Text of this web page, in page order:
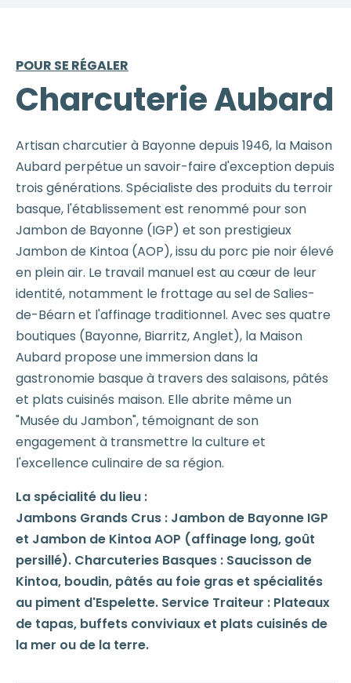
POUR SE RÉGALER
Charcuterie Aubard
Artisan charcutier à Bayonne depuis 1946, la Maison
Aubard perpétue un savoir-faire d'exception depuis
trois générations. Spécialiste des produits du terroir
basque, l'établissement est renommé pour son
Jambon de Bayonne (IGP) et son prestigieux
Jambon de Kintoa (AOP), issu du porc pie noir élevé
en plein air. Le travail manuel est au cœur de leur
identité, notamment le frottage au sel de Salies-
de-Béarn et l'affinage traditionnel. Avec ses quatre
boutiques (Bayonne, Biarritz, Anglet), la Maison
Aubard propose une immersion dans la
gastronomie basque à travers des salaisons, pâtés
et plats cuisinés maison. Elle abrite même un
"Musée du Jambon", témoignant de son
engagement à transmettre la culture et
l'excellence culinaire de sa région.
La spécialité du lieu :
Jambons Grands Crus : Jambon de Bayonne IGP
et Jambon de Kintoa AOP (affinage long, goût
persillé). Charcuteries Basques : Saucisson de
Kintoa, boudin, pâtés au foie gras et spécialités
au piment d'Espelette. Service Traiteur : Plateaux
de tapas, buffets conviviaux et plats cuisinés de
la mer ou de la terre.